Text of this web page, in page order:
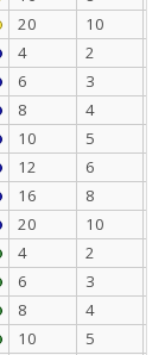
20 10
4 2
6 3
8 4
10 5
12 6
16 8
20 10
4 2
6 3
8 4
10 5